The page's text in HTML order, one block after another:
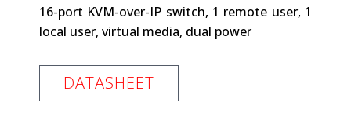
16-port KVM-over-IP switch, 1 remote user, 1
local user, virtual media, dual power
DATASHEET